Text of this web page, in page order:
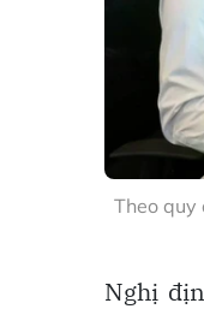
Theo quy
Nghị